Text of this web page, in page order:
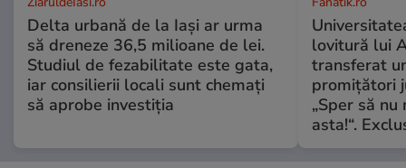
Delta urbană de la Iași ar urma
să dreneze 36,5 milioane de lei.
Studiul de fezabilitate este gata,
iar consilierii locali sunt chemați
să aprobe investiția
lovitură lui
transferat
promițători
„Sper să
asta!“.